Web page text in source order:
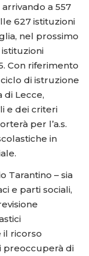
a 557
627 istituzioni
nel prossimo
Con riferimento
di istruzione
Lecce,
e dei criteri
per l’a.s.
in
Tarantino – sia
e parti sociali,
il ricorso
preoccuperà di